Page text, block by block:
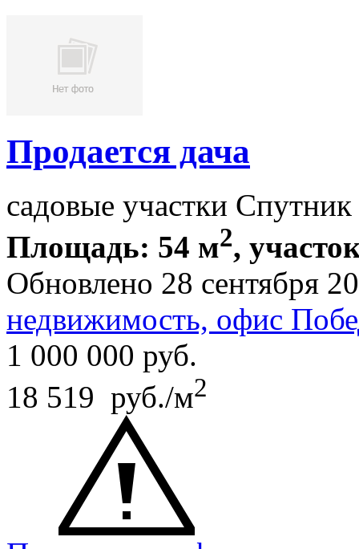
Продается дача
садовые участки Спутник
Площадь: 54 м2,
Обновлено 28 сентября
недвижимость, офис
1 000 000 руб.
18 519 руб./м2